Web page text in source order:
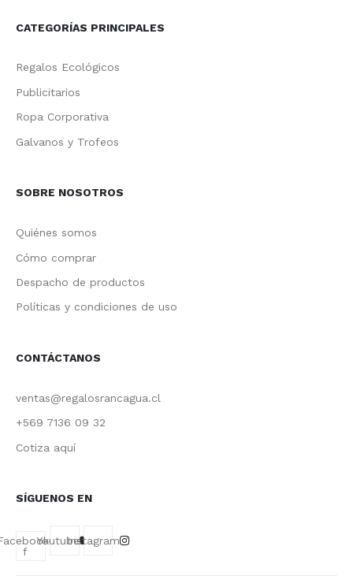
CATEGORÍAS PRINCIPALES
Regalos Ecológicos
Publicitarios
Ropa Corporativa
Galvanos y Trofeos
SOBRE NOSOTROS
Quiénes somos
Cómo comprar
Despacho de productos
Políticas y condiciones de uso
CONTÁCTANOS
ventas@regalosrancagua.cl
+569 7136 09 32
Cotiza aquí
SÍGUENOS EN
f
YoutubeInstagram